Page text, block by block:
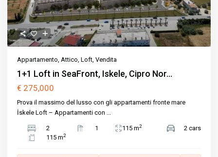
Appartamento,Attico,Loft,Vendita
1+1 Loft in SeaFront, Iskele, Cipro Nor...
€ 275,000
Prova il massimo del lusso con gli appartamenti fronte mare
İskele Loft – Appartamenti con ...
2 1 115 m2
2 cars
115 m2